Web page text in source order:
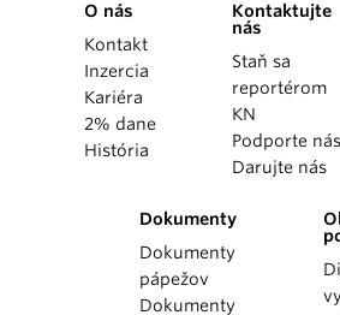
O nás
Kontakt
Inzercia
Kariéra
2% dane
História
Kontaktujte
nás
Staň sa
reportérom
KN
Podporte nás
Darujte nás
Dokumenty
Dokumenty
pápežov
Dokumenty